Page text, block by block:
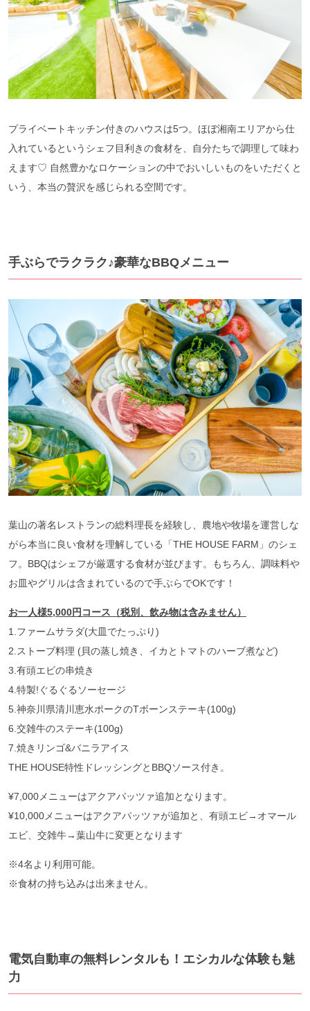
プライベートキッチン付きのハウスは5つ。ほぼ湘南エリアから仕
入れているというシェフ目利きの食材を、自分たちで調理して味わ
えます♡ 自然豊かなロケーションの中でおいしいものをいただくと
いう、本当の贅沢を感じられる空間です。
手ぶらでラクラク♪豪華なBBQメニュー
葉山の著名レストランの総料理長を経験し、農地や牧場を運営しな
がら本当に良い食材を理解している「THE HOUSE FARM」のシェ
フ。BBQはシェフが厳選する食材が並びます。もちろん、調味料や
お皿やグリルは含まれているので手ぶらでOKです！
お一人様5,000円コース（税別、飲み物は含みません）
1.ファームサラダ(大皿でたっぷり)
2.ストーブ料理 (貝の蒸し焼き、イカとトマトのハーブ煮など)
3.有頭エビの串焼き
4.特製!ぐるぐるソーセージ
5.神奈川県清川恵水ポークのTボーンステーキ(100g)
6.交雑牛のステーキ(100g)
7.焼きリンゴ&バニラアイス
THE HOUSE特性ドレッシングとBBQソース付き。
¥7,000メニューはアクアパッツァ追加となります。
¥10,000メニューはアクアパッツァが追加と、有頭エビ→オマール
エビ、交雑牛→葉山牛に変更となります
※4名より利用可能。
※食材の持ち込みは出来ません。
電気自動車の無料レンタルも！エシカルな体験も魅
力